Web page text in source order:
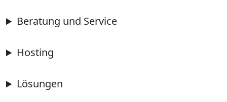
Beratung und Service
Hosting
Lösungen